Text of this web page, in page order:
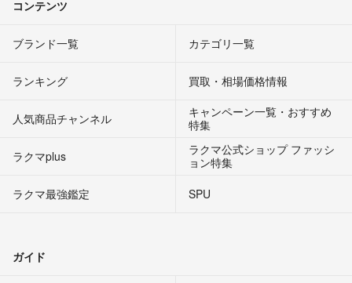
コンテンツ
ブランド一覧 カテゴリ一覧
ランキング 買取・相場価格情報
人気商品チャンネル
キャンペーン一覧・おすすめ
特集
ラクマplus
ラクマ公式ショップ ファッシ
ョン特集
ラクマ最強鑑定
SPU
ガイド